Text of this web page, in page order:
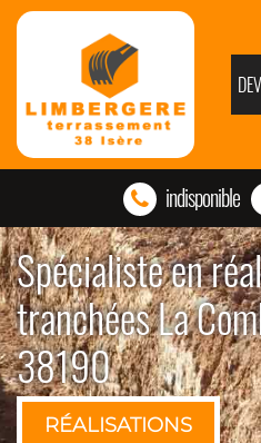
indisponible
Spécialiste en
tranchées La
38190
RÉALISATIONS